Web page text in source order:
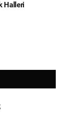
Halleri